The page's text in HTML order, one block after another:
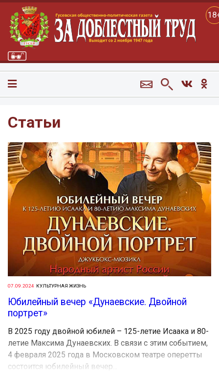
Статьи
07.09.2024 КУЛЬТУРНАЯ ЖИЗНЬ
Юбилейный вечер «Дунаевские. Двойной
портрет»
В 2025 году двойной юбилей – 125-летие Исаака и 80-
летие Максима Дунаевских. В связи с этим событием,
4 февраля 2025 года в Московском театре оперетты
состоится юбилейный вечер...